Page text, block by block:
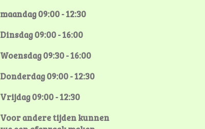
maandag 09:00 - 12:30
Dinsdag 09:00 - 16:00
Woensdag 09:30 - 16:00
Donderdag 09:00 - 12:30
Vrijdag 09:00 - 12:30
Voor andere tijden kunnen